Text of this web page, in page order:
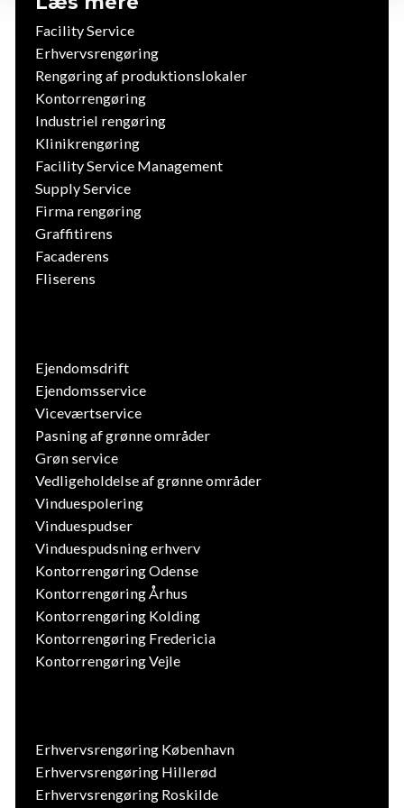
Facility Service
Erhvervsrengøring
Rengøring af produktionslokaler
Kontorrengøring
Industriel rengøring
Klinikrengøring
Facility Service Management
Supply Service
Firma rengøring
Graffitirens
Facaderens
Fliserens
Ejendomsdrift
Ejendomsservice
Viceværtservice
Pasning af grønne områder
Grøn service
Vedligeholdelse af grønne områder
Vinduespolering
Vinduespudser
Vinduespudsning erhverv
Kontorrengøring Odense
Kontorrengøring Århus
Kontorrengøring Kolding
Kontorrengøring Fredericia
Kontorrengøring Vejle
Erhvervsrengøring København
Erhvervsrengøring Hillerød
Erhvervsrengøring Roskilde